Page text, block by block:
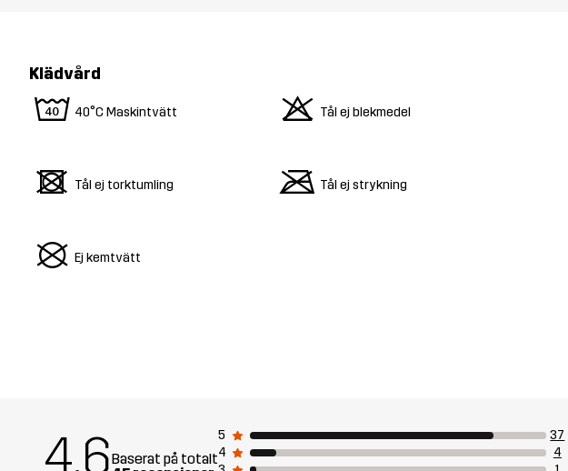
Klädvård
8 40°C Maskintvätt o Tål ej blekmedel
d Tål ej torktumling m Tål ej strykning
U Ej kemtvätt
4.6Baserat på totalt
5
37
4
4